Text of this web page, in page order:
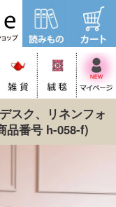
スク、リネンフォ
品番号 h-058-f)